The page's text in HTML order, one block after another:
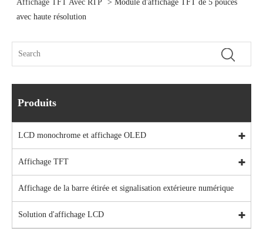
Affichage TFT Avec RTP > Module d'affichage TFT de 5 pouces
avec haute résolution
Produits
LCD monochrome et affichage OLED
Affichage TFT
Affichage de la barre étirée et signalisation extérieure numérique
Solution d'affichage LCD